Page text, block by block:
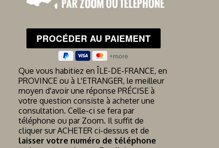
Que vous habitiez en ÎLE-DE-FRANCE, en
PROVINCE ou à L'ETRANGER, le meilleur
moyen d'avoir une réponse PRÉCISE à
votre question consiste à acheter une
consultation. Celle-ci se fera par
téléphone ou par Zoom. Il suffit de
cliquer sur ACHETER ci-dessus et de
laisser votre numéro de téléphone